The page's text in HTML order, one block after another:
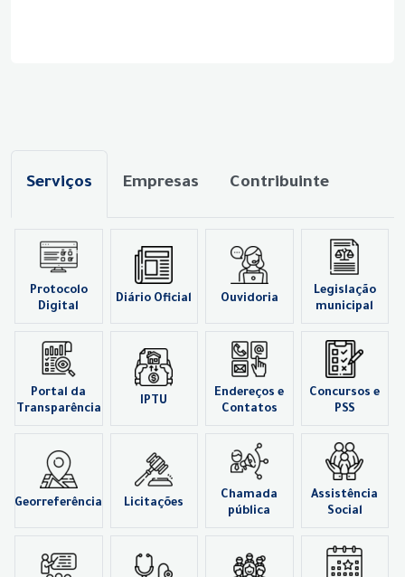
Serviços Empresas Contribuinte
Protocolo
Digital
Diário Oficial Ouvidoria
Legislação
municipal
Portal da
Transparência
IPTU
Endereços e
Contatos
Concursos e
PSS
Georreferência Licitações
Chamada
pública
Assistência
Social